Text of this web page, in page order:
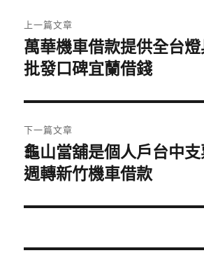
章
導
覽
上一篇文章
上
一
文
章:
萬華機車借款提供全台
批發口碑宜蘭借錢
下一篇文章
下
一
文
龜山當舖是個人戶台中
週轉新竹機車借款